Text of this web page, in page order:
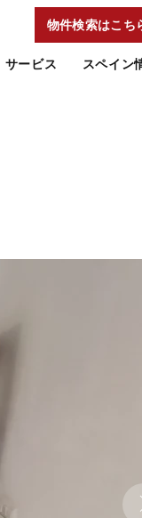
物件検索はこち
サービス スペイン